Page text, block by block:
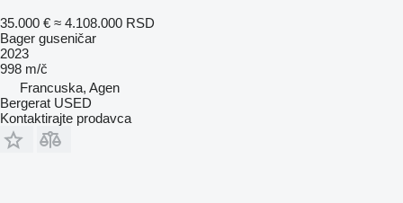
35.000 € ≈ 4.108.000 RSD
Bager guseničar
2023
998 m/č
Francuska, Agen
Bergerat USED
Kontaktirajte prodavca